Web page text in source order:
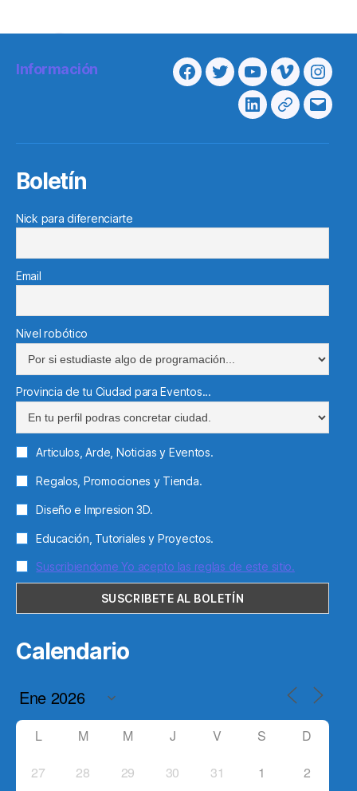
Información
Facebook
TwitterYoutubeVimeo
LinkedinTelegram
Boletín
Nick para diferenciarte
Email
Nivel robótico
Provincia de tu Ciudad para Eventos...
Articulos, Arde, Noticias y Eventos.
Regalos, Promociones y Tienda.
Diseño e Impresion 3D.
Educación, Tutoriales y Proyectos.
Suscribiendome Yo acepto las reglas de este sitio.
Calendario
L M M J V S D
27 28 29 30 31 1 2